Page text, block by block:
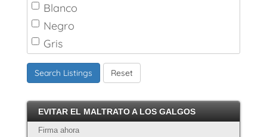
Blanco
Negro
Gris
Marrón
Canela
Crema
Atigrado
Search Listings Reset
EVITAR EL MALTRATO A LOS GALGOS
Firma ahora